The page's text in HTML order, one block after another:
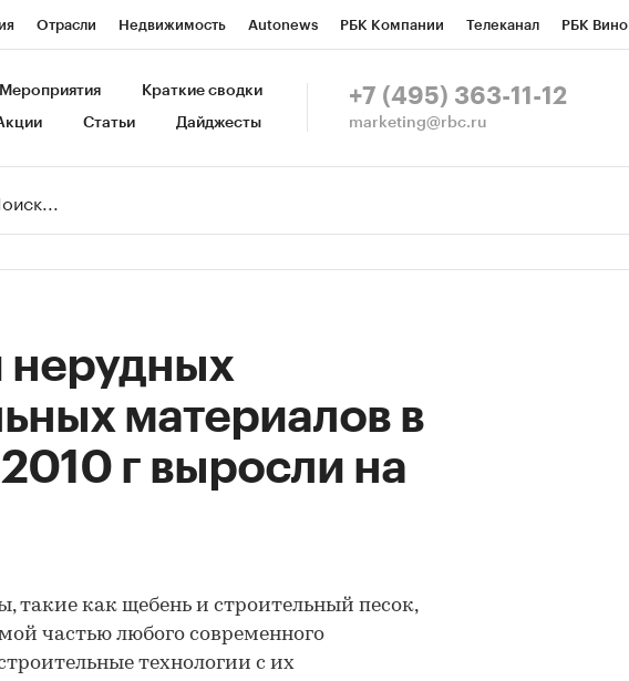
Отрасли Недвижимость Autonews РБК Компании Телеканал РБК Вино
Газета Спецпроекты СПб Конференции СПб Спецпроекты
Мероприятия Краткие сводки
Статьи Дайджесты
+7 (495) 363-11-12
marketing@rbc.ru
нерудных
материалов в
г выросли на
такие как щебень и строительный песок,
частью любого современного
технологии с их